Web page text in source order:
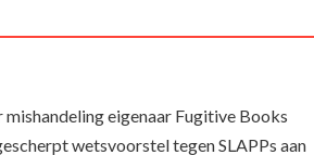
eigenaar Fugitive Books
wetsvoorstel tegen SLAPPs aan